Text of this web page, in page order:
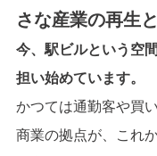
さな産業の再生
今、駅ビルという空
担い始めています。
かつては通勤客や買
商業の拠点が、これ